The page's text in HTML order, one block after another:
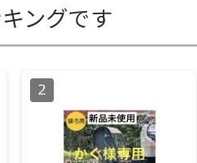
ングです